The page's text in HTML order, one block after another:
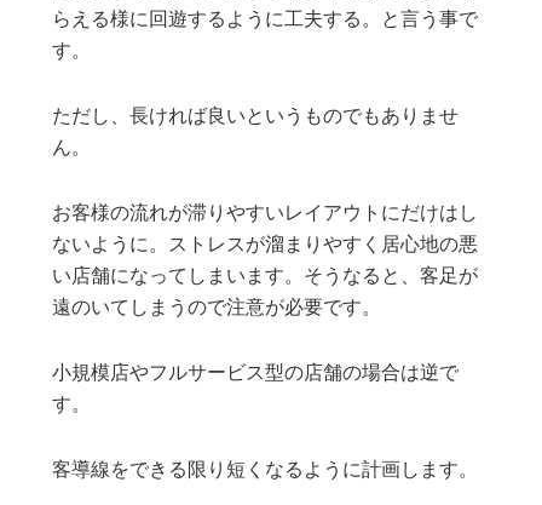
らえる様に回遊するように工夫する。と言う事で
す。
ただし、長ければ良いというものでもありませ
ん。
お客様の流れが滞りやすいレイアウトにだけはし
ないように。ストレスが溜まりやすく居心地の悪
い店舗になってしまいます。そうなると、客足が
遠のいてしまうので注意が必要です。
小規模店やフルサービス型の店舗の場合は逆で
す。
客導線をできる限り短くなるように計画します。